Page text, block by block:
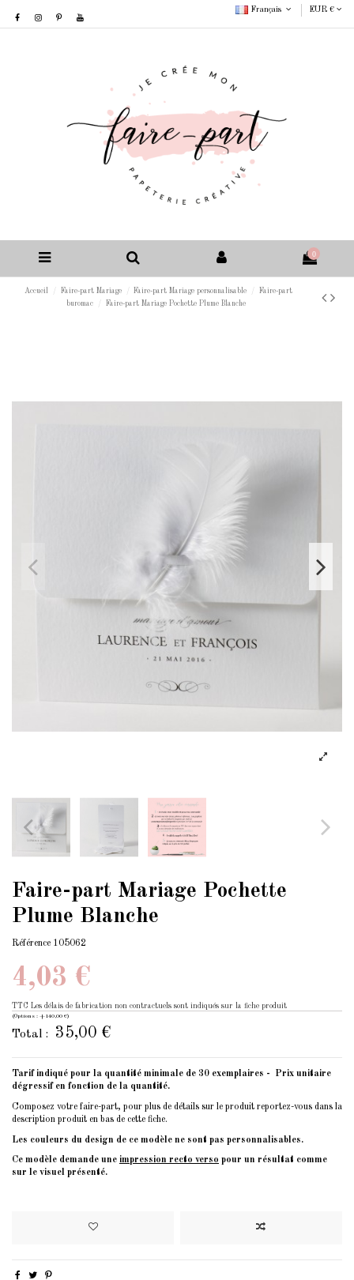
Français EUR €
0
Accueil Faire-part Mariage Faire-part Mariage personnalisable
Faire-part
buromac
Faire-part Mariage Pochette Plume Blanche
Faire-part Mariage Pochette
Plume Blanche
Référence 105062
4,03 €
TTC Les délais de fabrication non contractuels sont indiqués sur la fiche produit
(Options : +140,00 €)
Total : 35,00 €
Tarif indiqué pour la quantité minimale de 30 exemplaires - Prix unitaire
dégressif en fonction de la quantité.
Composez votre faire-part, pour plus de détails sur le produit reportez-vous dans la
description produit en bas de cette fiche.
Les couleurs du design de ce modèle ne sont pas personnalisables.
Ce modèle demande une impression recto verso pour un résultat comme
sur le visuel présenté.